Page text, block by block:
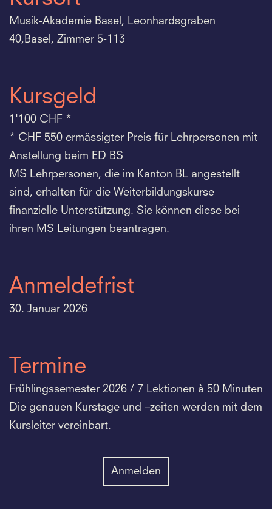
Musik-Akademie Basel, Leonhardsgraben
40,Basel, Zimmer 5-113
Kursgeld
1'100 CHF *
* CHF 550 ermässigter Preis für Lehrpersonen mit
Anstellung beim ED BS
MS Lehrpersonen, die im Kanton BL angestellt
sind, erhalten für die Weiterbildungskurse
finanzielle Unterstützung. Sie können diese bei
ihren MS Leitungen beantragen.
Anmeldefrist
30. Januar 2026
Termine
Frühlingssemester 2026 / 7 Lektionen à 50 Minuten
Die genauen Kurstage und –zeiten werden mit dem
Kursleiter vereinbart.
Anmelden